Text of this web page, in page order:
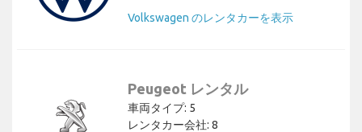
Volkswagen のレンタカーを表示
Peugeot レンタル
車両タイプ: 5
レンタカー会社: 8